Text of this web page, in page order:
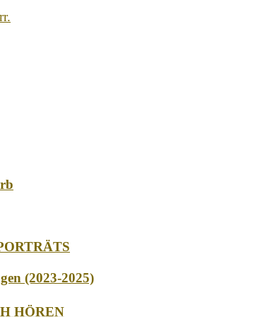
(2023-2025)
HÖREN